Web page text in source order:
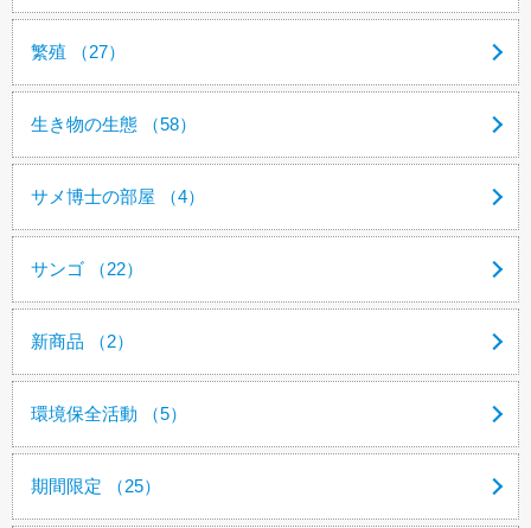
繁殖 （27）
生き物の生態 （58）
サメ博士の部屋 （4）
サンゴ （22）
新商品 （2）
環境保全活動 （5）
期間限定 （25）